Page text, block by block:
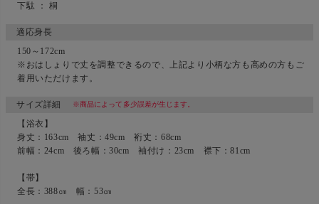
下駄 ： 桐
適応身長
150～172cm
※おはしょりで丈を調整できるので、上記より小柄な方も高めの方もご
着用いただけます。
サイズ詳細 ※商品によって多少誤差が生じます。
【浴衣】
身丈：163cm 袖丈：49cm 裄丈：68cm
前幅：24cm 後ろ幅：30cm 袖付け：23cm 襟下：81cm
【帯】
全長：388㎝ 幅：53㎝